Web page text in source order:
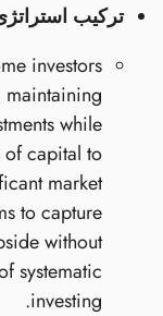
ترکیب
investors
while
capital to
market
to capture
without
systematic
investing.